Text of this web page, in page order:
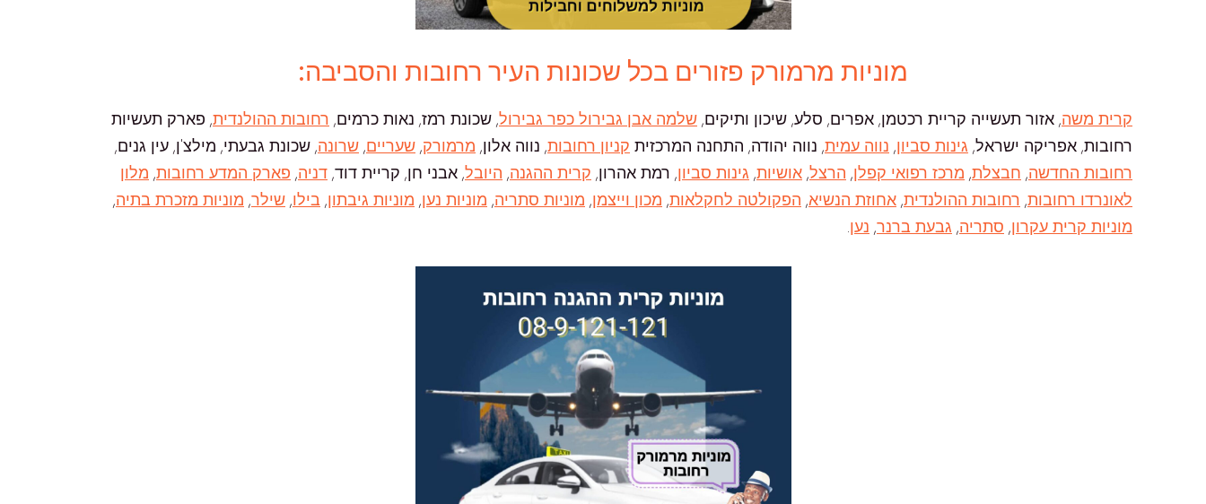
מוניות מרמורק פזורים בכל שכונות העיר רחובות והסביבה:
קרית משה, אזור תעשייה קריית רכטמן, אפרים, סלע, שיכון ותיקים, שלמה אבן גבירול כפר גבירול, שכונת רמז, נאות כרמים, רחובות ההולנדית, פארק תעשיות
רחובות, אפריקה ישראל, גינות סביון, נווה עמית, נווה יהודה, התחנה המרכזית קניון רחובות, נווה אלון, מרמורק, שעריים, שרונה, שכונת גבעתי, מילצ'ן, עין גנים,
רחובות החדשה, חבצלת, מרכז רפואי קפלן, הרצל, אושיות, גינות סביון, רמת אהרון, קרית ההגנה, היובל, אבני חן, קריית דוד, דניה, פארק המדע רחובות, מלון
לאונרדו רחובות, רחובות ההולנדית, אחוזת הנשיא, הפקולטה לחקלאות, מכון וייצמן, מוניות סתריה, מוניות נען, מוניות גיבתון, בילו, שילר, מוניות מזכרת בתיה,
מוניות קרית עקרון, סתריה, גבעת ברנר, נען.